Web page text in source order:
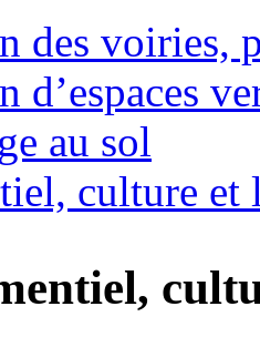
des voiries,
d’espaces
au sol
culture et